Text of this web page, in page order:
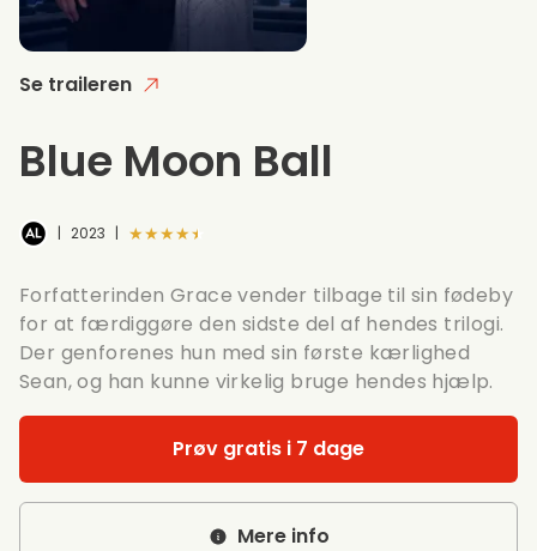
Se traileren
Blue Moon Ball
| 2023 | ★★★★★
Forfatterinden Grace vender tilbage til sin fødeby
for at færdiggøre den sidste del af hendes trilogi.
Der genforenes hun med sin første kærlighed
Sean, og han kunne virkelig bruge hendes hjælp.
Prøv gratis i 7 dage
Mere info